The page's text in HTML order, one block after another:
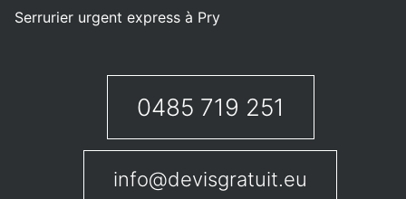
Serrurier urgent express à Pry
0485 719 251
info@devisgratuit.eu